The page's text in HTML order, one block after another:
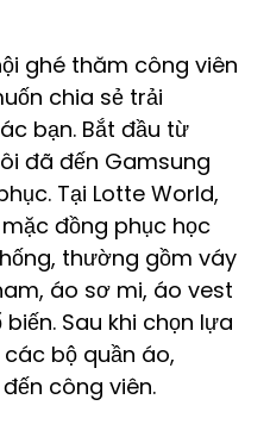
ghé thăm công viên
chia sẻ trải
bạn. Bắt đầu từ
đã đến Gamsung
Tại Lotte World,
đồng phục học
thường gồm váy
áo sơ mi, áo vest
Sau khi chọn lựa
bộ quần áo,
công viên.